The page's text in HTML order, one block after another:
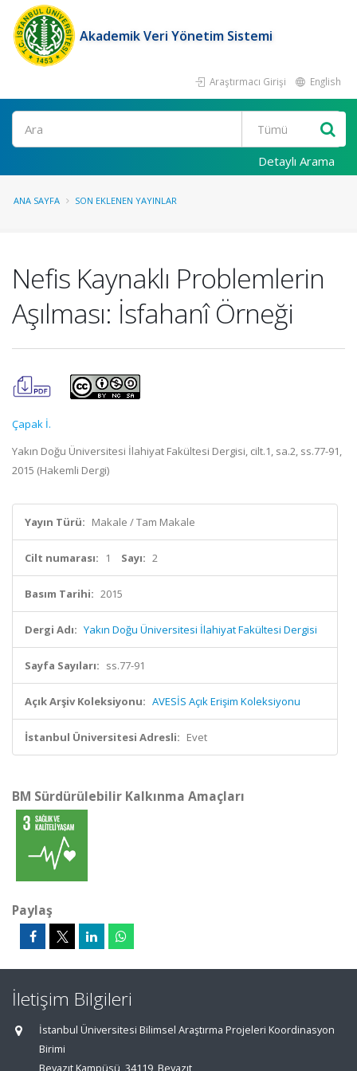
Akademik Veri Yönetim Sistemi
Araştırmacı Girişi English
Ara
Detaylı Arama
ANA SAYFA SON EKLENEN YAYINLAR
Nefis Kaynaklı Problemlerin
Aşılması: İsfahanî Örneği
Çapak İ.
Yakın Doğu Üniversitesi İlahiyat Fakültesi Dergisi, cilt.1, sa.2, ss.77-91,
2015 (Hakemli Dergi)
Yayın Türü: Makale / Tam Makale
Cilt numarası: 1 Sayı: 2
Basım Tarihi: 2015
Dergi Adı: Yakın Doğu Üniversitesi İlahiyat Fakültesi Dergisi
Sayfa Sayıları: ss.77-91
Açık Arşiv Koleksiyonu: AVESİS Açık Erişim Koleksiyonu
İstanbul Üniversitesi Adresli: Evet
BM Sürdürülebilir Kalkınma Amaçları
Paylaş
İletişim Bilgileri
İstanbul Üniversitesi Bilimsel Araştırma Projeleri Koordinasyon
Birimi
Beyazıt Kampüsü, 34119, Beyazıt